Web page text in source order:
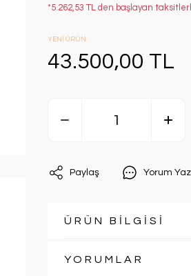
*5.262,53 TL den başlayan
YENİ ÜRÜN
43.500,00 TL
Paylaş Yorum Yaz
ÜRÜN BİLGİSİ
YORUMLAR